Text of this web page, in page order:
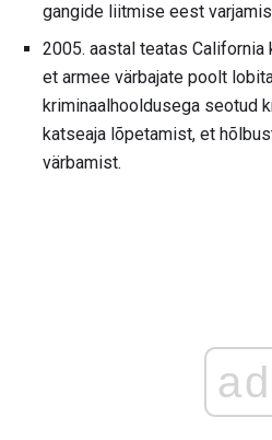
gangide liitmise eest
2005. aastal teatas California
et armee värbajate poolt
kriminaalhooldusega seotud
katseaja lõpetamist, et
värbamist.
ad